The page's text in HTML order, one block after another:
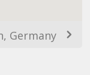
Germany